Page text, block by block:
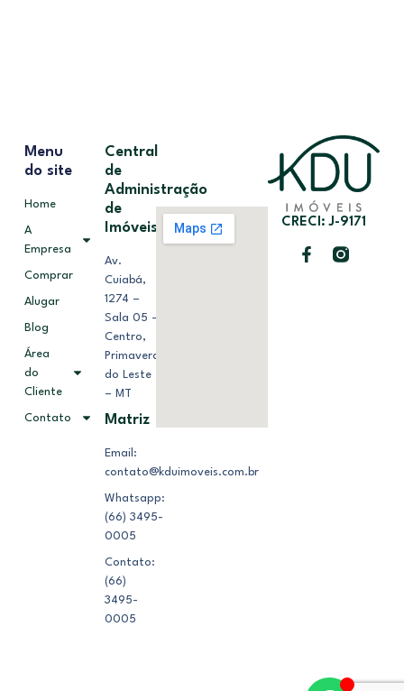
CRECI: J-9171
Menu
do site
Home
A
Empresa
Comprar
Alugar
Blog
Área
do
Cliente
Contato
Central
de
Administração
de
Imóveis
Av.
Cuiabá,
1274 –
Sala 05 –
Centro,
Primavera
do Leste
– MT
Matriz
Email:
contato@kduimoveis.com.br
Whatsapp:
(66) 3495-
0005
Contato:
(66)
3495-
0005